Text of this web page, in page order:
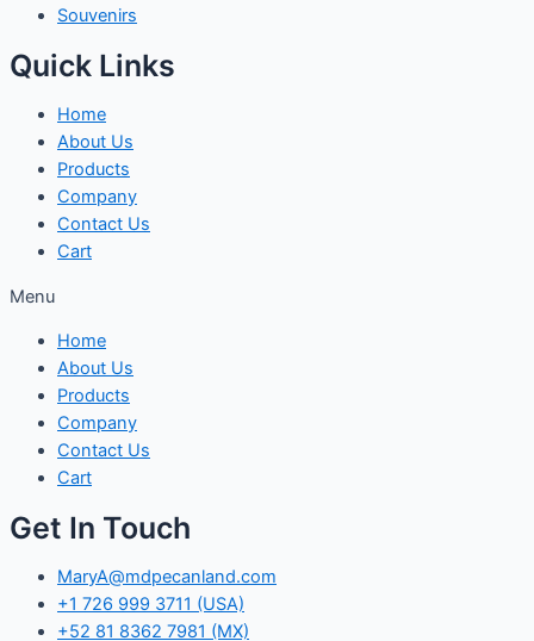
Souvenirs
Quick Links
Home
About Us
Products
Company
Contact Us
Cart
Menu
Home
About Us
Products
Company
Contact Us
Cart
Get In Touch
MaryA@mdpecanland.com
+1 726 999 3711 (USA)
+52 81 8362 7981 (MX)